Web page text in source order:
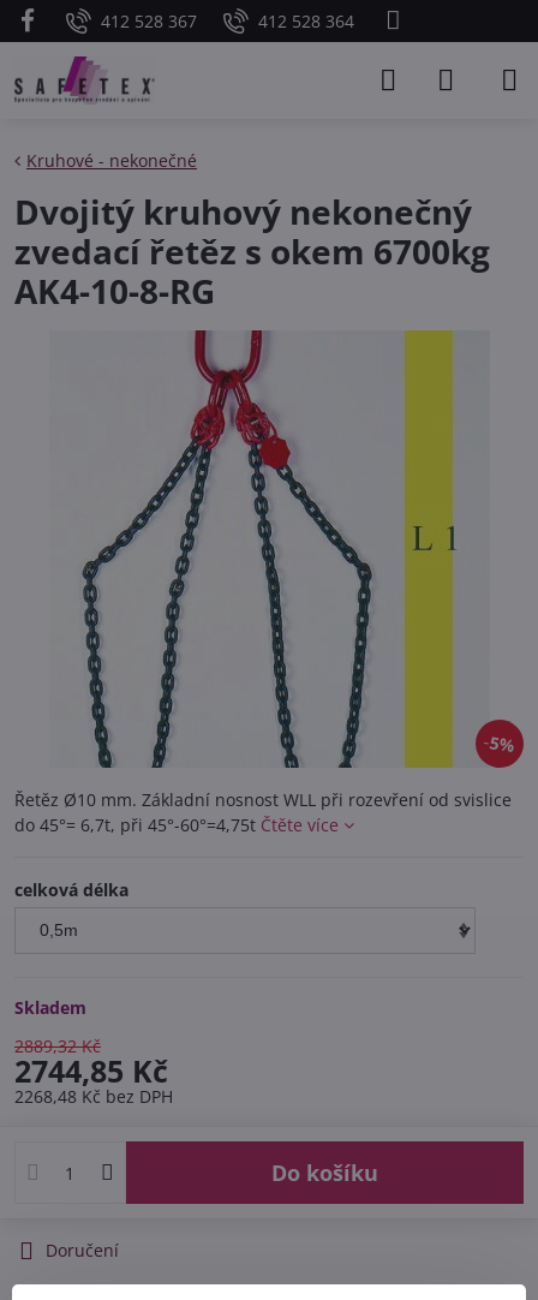
412 528 367 412 528 364
5%
Kruhové - nekonečné
Dvojitý kruhový nekonečný
zvedací řetěz s okem 6700kg
AK4-10-8-RG
Řetěz Ø10 mm. Základní nosnost WLL při rozevření od svislice
do 45°= 6,7t, při 45°-60°=4,75t Čtěte více
celková délka
Skladem
2889,32 Kč
2744,85 Kč
2268,48 Kč bez DPH
Do košíku
Doručení